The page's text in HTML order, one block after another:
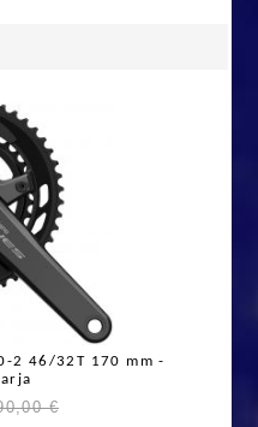
2 46/32T 170 mm -
€